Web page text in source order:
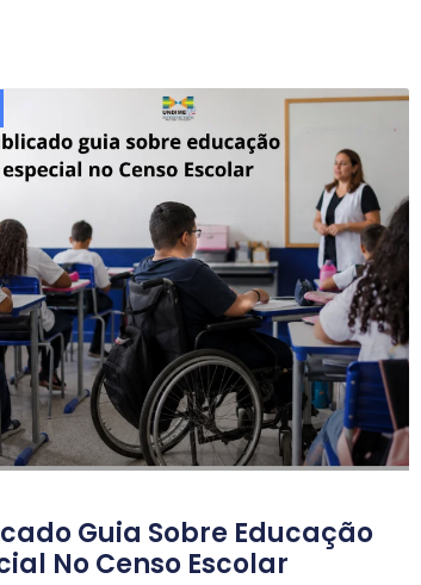
Guia Sobre Educação
No Censo Escolar